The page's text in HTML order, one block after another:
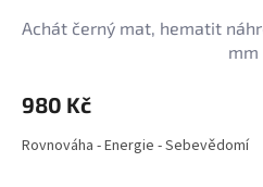
Achát černý mat, hematit
mm
980 Kč
Rovnováha - Energie - Sebevědomí